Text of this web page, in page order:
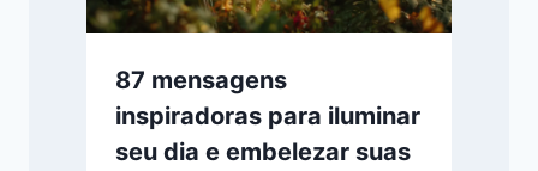
87 mensagens
inspiradoras para iluminar
seu dia e embelezar suas